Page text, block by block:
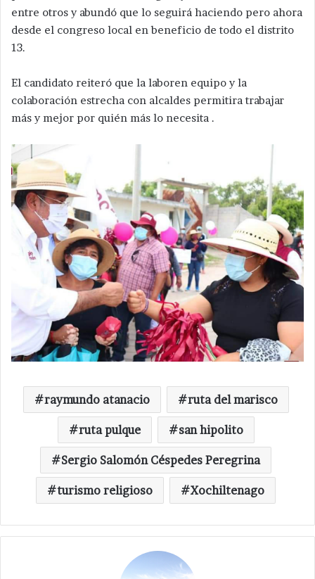
entre otros y abundó que lo seguirá haciendo pero ahora
desde el congreso local en beneficio de todo el distrito
13.
El candidato reiteró que la laboren equipo y la
colaboración estrecha con alcaldes permitira trabajar
más y mejor por quién más lo necesita .
raymundo atanacio ruta del marisco
ruta pulque san hipolito
Sergio Salomón Céspedes Peregrina
turismo religioso Xochiltenago